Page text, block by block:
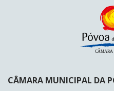
CÂMARA MUNICIPAL DA